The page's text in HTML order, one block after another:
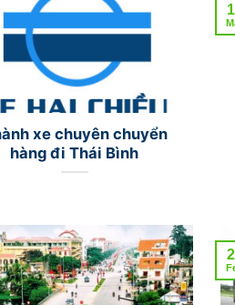
xe chuyên chuyển
hàng đi Thái Bình